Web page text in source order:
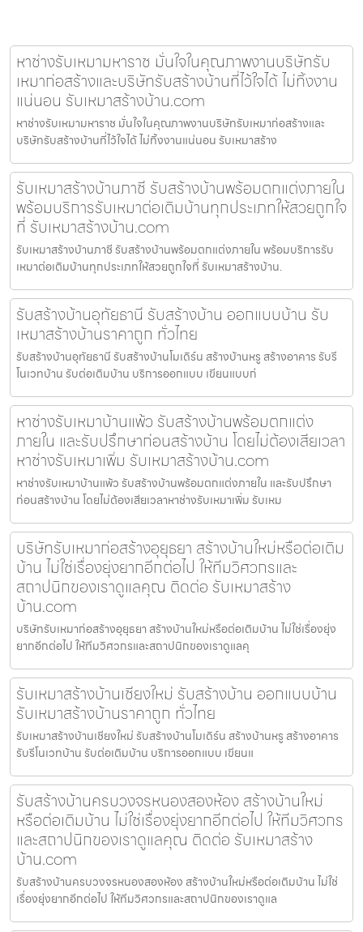
หาช่างรับเหมามหาราช มั่นใจในคุณภาพงานบริษัทรับ
เหมาก่อสร้างและบริษัทรับสร้างบ้านที่ไว้ใจได้ ไม่ทิ้งงาน
แน่นอน รับเหมาสร้างบ้าน.com
หาช่างรับเหมามหาราช มั่นใจในคุณภาพงานบริษัทรับเหมาก่อสร้างและ
บริษัทรับสร้างบ้านที่ไว้ใจได้ ไม่ทิ้งงานแน่นอน รับเหมาสร้าง
รับเหมาสร้างบ้านภาชี รับสร้างบ้านพร้อมตกแต่งภายใน
พร้อมบริการรับเหมาต่อเติมบ้านทุกประเภทให้สวยถูกใจ
ที่ รับเหมาสร้างบ้าน.com
รับเหมาสร้างบ้านภาชี รับสร้างบ้านพร้อมตกแต่งภายใน พร้อมบริการรับ
เหมาต่อเติมบ้านทุกประเภทให้สวยถูกใจที่ รับเหมาสร้างบ้าน.
รับสร้างบ้านอุทัยธานี รับสร้างบ้าน ออกแบบบ้าน รับ
เหมาสร้างบ้านราคาถูก ทั่วไทย
รับสร้างบ้านอุทัยธานี รับสร้างบ้านโมเดิร์น สร้างบ้านหรู สร้างอาคาร รับรี
โนเวทบ้าน รับต่อเติมบ้าน บริการออกแบบ เขียนแบบก่
หาช่างรับเหมาบ้านแพ้ว รับสร้างบ้านพร้อมตกแต่ง
ภายใน และรับปรึกษาก่อนสร้างบ้าน โดยไม่ต้องเสียเวลา
หาช่างรับเหมาเพิ่ม รับเหมาสร้างบ้าน.com
หาช่างรับเหมาบ้านแพ้ว รับสร้างบ้านพร้อมตกแต่งภายใน และรับปรึกษา
ก่อนสร้างบ้าน โดยไม่ต้องเสียเวลาหาช่างรับเหมาเพิ่ม รับเหม
บริษัทรับเหมาก่อสร้างอุยุธยา สร้างบ้านใหม่หรือต่อเติม
บ้าน ไม่ใช่เรื่องยุ่งยากอีกต่อไป ให้ทีมวิศวกรและ
สถาปนิกของเราดูแลคุณ ติดต่อ รับเหมาสร้าง
บ้าน.com
บริษัทรับเหมาก่อสร้างอุยุธยา สร้างบ้านใหม่หรือต่อเติมบ้าน ไม่ใช่เรื่องยุ่ง
ยากอีกต่อไป ให้ทีมวิศวกรและสถาปนิกของเราดูแลคุ
รับเหมาสร้างบ้านเชียงใหม่ รับสร้างบ้าน ออกแบบบ้าน
รับเหมาสร้างบ้านราคาถูก ทั่วไทย
รับเหมาสร้างบ้านเชียงใหม่ รับสร้างบ้านโมเดิร์น สร้างบ้านหรู สร้างอาคาร
รับรีโนเวทบ้าน รับต่อเติมบ้าน บริการออกแบบ เขียนแ
รับสร้างบ้านครบวงจรหนองสองห้อง สร้างบ้านใหม่
หรือต่อเติมบ้าน ไม่ใช่เรื่องยุ่งยากอีกต่อไป ให้ทีมวิศวกร
และสถาปนิกของเราดูแลคุณ ติดต่อ รับเหมาสร้าง
บ้าน.com
รับสร้างบ้านครบวงจรหนองสองห้อง สร้างบ้านใหม่หรือต่อเติมบ้าน ไม่ใช่
เรื่องยุ่งยากอีกต่อไป ให้ทีมวิศวกรและสถาปนิกของเราดูแล